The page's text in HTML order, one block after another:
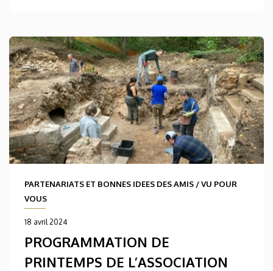
PARTENARIATS ET BONNES IDEES DES AMIS /VU POUR
VOUS
18 avril 2024
PROGRAMMATION DE
PRINTEMPS DE L’ASSOCIATION